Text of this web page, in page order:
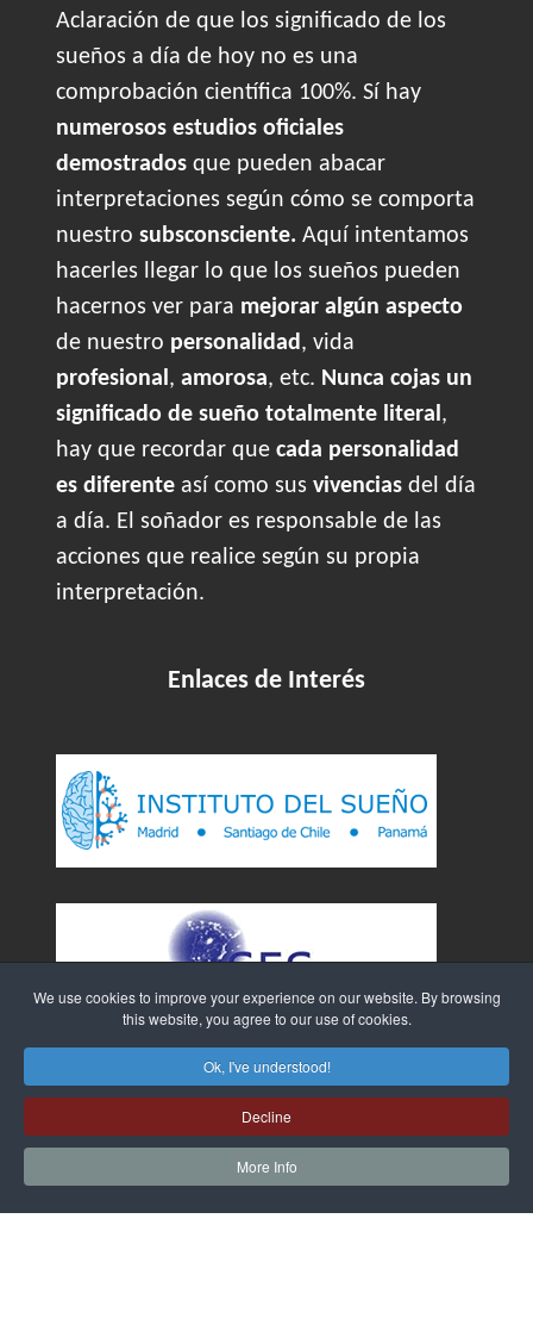
We use cookies to improve your experience on our website. By browsing
this website, you agree to our use of cookies.
Ok, I've understood!
Decline
More Info
Aclaración de que los significado de los
sueños a día de hoy no es una
comprobación científica 100%. Sí hay
numerosos estudios oficiales
demostrados que pueden abacar
interpretaciones según cómo se comporta
nuestro subsconsciente. Aquí intentamos
hacerles llegar lo que los sueños pueden
hacernos ver para mejorar algún aspecto
de nuestro personalidad, vida
profesional, amorosa, etc. Nunca cojas un
significado de sueño totalmente literal,
hay que recordar que cada personalidad
es diferente así como sus vivencias del día
a día. El soñador es responsable de las
acciones que realice según su propia
interpretación.
Enlaces de Interés